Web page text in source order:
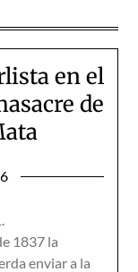
en el
de
1837 la
enviar a la